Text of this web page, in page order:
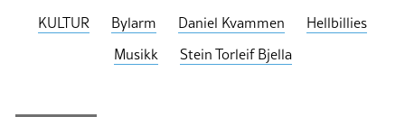
KULTUR Bylarm Daniel Kvammen
Hellbillies
Musikk
Stein Torleif Bjella